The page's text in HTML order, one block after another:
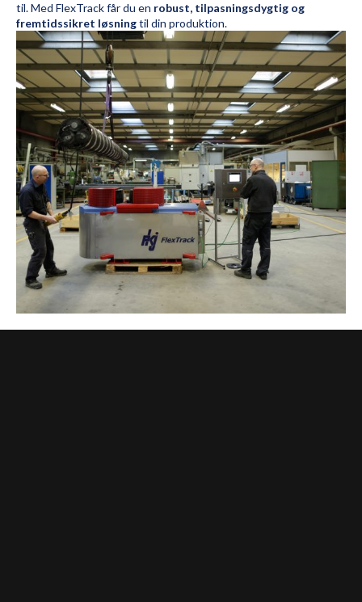
til. Med FlexTrack får du en robust, tilpasningsdygtig og
fremtidssikret løsningtil din produktion.